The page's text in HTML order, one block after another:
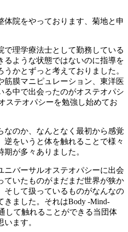
体院をやっております、菊地と申
で理学療法士として勤務している
るような状態ではないのに指導を
かとずっと考えておりました。
筋膜マニピュレーション、東洋医
る中で出会ったのがオステオパシ
ステオパシーを勉強し始めてお
なのか、なんとなく最初から感覚
逆をいうと体を触れることで様々
が多々ありました。
ニバーサルオステオパシーに出会
ていたものがまだまだ世界が狭か
そして扱っているものがなんなの
きました。それはBody -Mind-
して触れることができる当団体
ます。